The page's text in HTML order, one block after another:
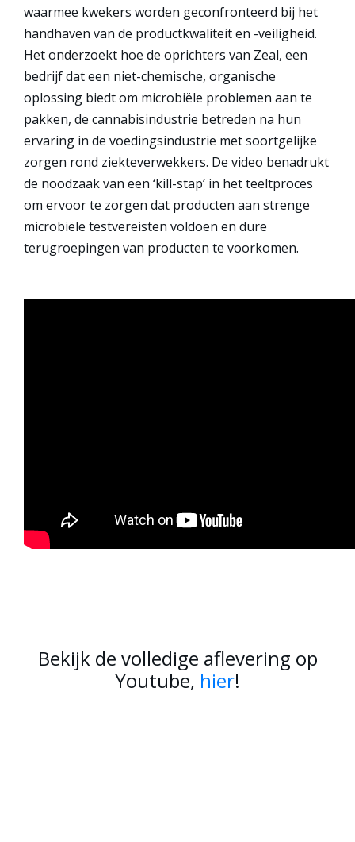
waarmee kwekers worden geconfronteerd bij het
handhaven van de productkwaliteit en -veiligheid.
Het onderzoekt hoe de oprichters van Zeal, een
bedrijf dat een niet-chemische, organische
oplossing biedt om microbiële problemen aan te
pakken, de cannabisindustrie betreden na hun
ervaring in de voedingsindustrie met soortgelijke
zorgen rond ziekteverwekkers. De video benadrukt
de noodzaak van een ‘kill-stap’ in het teeltproces
om ervoor te zorgen dat producten aan strenge
microbiële testvereisten voldoen en dure
terugroepingen van producten te voorkomen.
Bekijk de volledige aflevering op
Youtube, hier!